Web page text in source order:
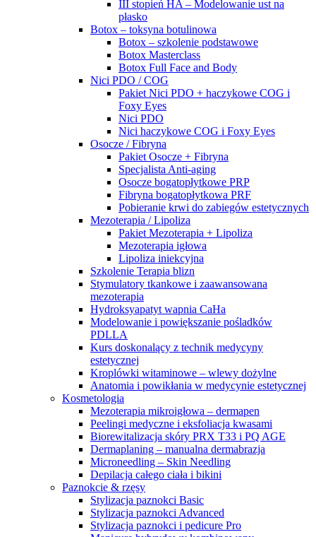
III stopień HA – Modelowanie ust na
płasko
Botox – toksyna botulinowa
Botox – szkolenie podstawowe
Botox Masterclass
Botox Full Face and Body
Nici PDO / COG
Pakiet Nici PDO + haczykowe COG i
Foxy Eyes
Nici PDO
Nici haczykowe COG i Foxy Eyes
Osocze / Fibryna
Pakiet Osocze + Fibryna
Specjalista Anti-aging
Osocze bogatopłytkowe PRP
Fibryna bogatopłytkowa PRF
Pobieranie krwi do zabiegów estetycznych
Mezoterapia / Lipoliza
Pakiet Mezoterapia + Lipoliza
Mezoterapia igłowa
Lipoliza iniekcyjna
Szkolenie Terapia blizn
Stymulatory tkankowe i zaawansowana
mezoterapia
Hydroksyapatyt wapnia CaHa
Modelowanie i powiększanie pośladków
PDLLA
Kurs doskonalący z technik medycyny
estetycznej
Kroplówki witaminowe – wlewy dożylne
Anatomia i powikłania w medycynie estetycznej
Kosmetologia
Mezoterapia mikroigłowa – dermapen
Peelingi medyczne i eksfoliacja kwasami
Biorewitalizacja skóry PRX T33 i PQ AGE
Dermaplaning – manualna dermabrazja
Microneedling – Skin Needling
Depilacja całego ciała i bikini
Paznokcie & rzęsy
Stylizacja paznokci Basic
Stylizacja paznokci Advanced
Stylizacja paznokci i pedicure Pro